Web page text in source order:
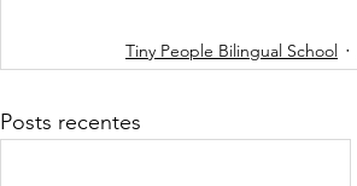
Tiny People Bilingual School
Posts recentes